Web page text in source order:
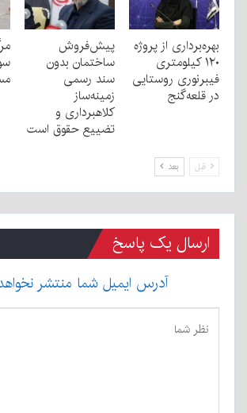
بهره‌برداری از پروژه
۱۲۰ کیلومتری
فیبرنوری روستایی
در قلعه‌گنج
پیش‌فروش
ساختمان بدون
سند رسمی
زمینه‌ساز
کلاهبرداری و
تضییع حقوق است
قبل بعد
ارسال یک پاسخ
آدرس ایمیل شما منتشر